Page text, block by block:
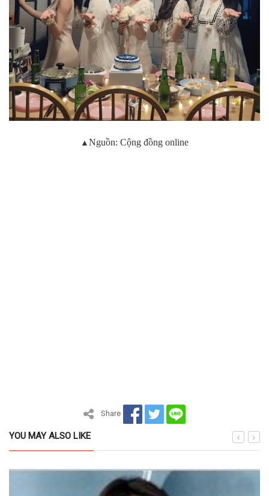
▲Nguồn: Cộng đồng online
Share
YOU MAY ALSO LIKE